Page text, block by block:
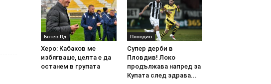
Ботев Пд
Херо: Кабаков ме
избягваше, целта е да
останем в групата
Пловдив
Супер дерби в
Пловдив! Локо
продължава напред за
Купата след здрава...